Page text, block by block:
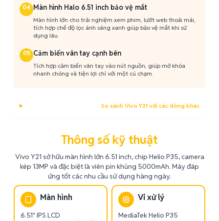
04 Màn hình Halo 6.51 inch bảo vệ mắt
Màn hình lớn cho trải nghiệm xem phim, lướt web thoải mái,
tích hợp chế độ lọc ánh sáng xanh giúp bảo vệ mắt khi sử
dụng lâu.
05 Cảm biến vân tay cạnh bên
Tích hợp cảm biến vân tay vào nút nguồn, giúp mở khóa
nhanh chóng và tiện lợi chỉ với một cú chạm.
So sánh Vivo Y21 với các dòng khác
Thông số kỹ thuật
Vivo Y21 sở hữu màn hình lớn 6.51 inch, chip Helio P35, camera
kép 13MP và đặc biệt là viên pin khủng 5000mAh. Máy đáp
ứng tốt các nhu cầu sử dụng hàng ngày.
Màn hình
6.51" IPS LCD
Vi xử lý
MediaTek Helio P35